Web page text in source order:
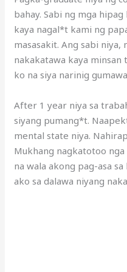
bahay. Sabi ng mga
kaya nagal*t kami ng
masasakit. Ang sabi niya,
nakakatawa kaya minsan
ko na siya narinig
After 1 year niya sa
siyang pumang*t.
mental state niya.
Mukhang nagkatotoo
na wala akong pag-asa
ako sa dalawa niyang